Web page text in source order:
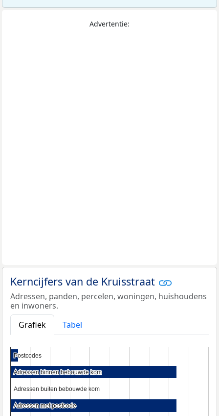
Advertentie:
Kerncijfers van de Kruisstraat
Adressen, panden, percelen, woningen, huishoudens
en inwoners.
Grafiek
Tabel
Postcodes
Postcodes
Adressen binnen bebouwde kom
Adressen binnen bebouwde kom
Adressen buiten bebouwde kom
Adressen buiten bebouwde kom
Adressen met postcode
Adressen met postcode